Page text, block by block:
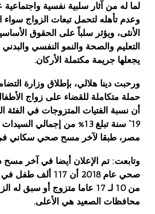
لما له من آثار سلبية نفسية
وعدم تأهله لتحمل تبعات الزواج سواء
الأنثى، ويؤثر سلباً على الحقوق
التعليم والصحة والنمو النفسي والبدني
يجعلها جريمة مكتملة الأركان.
ورحبت دينا هلالي، بإطلاق وزارة
حملة متكاملة للقضاء على زواج
19” سنة تبلغ 13% من إجمالي
مصر، طبقا لآخر مسح صحي سكاني في
وتابعت: تم الإعلان أيضا في آخر مسح
صحي عام 2018 أن 117
من 10 لـ 17 عاما متزوج أو سبق له
محافظات الصعيد هي الأعلى.